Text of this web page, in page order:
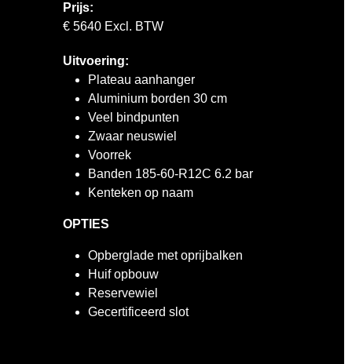
Prijs:
€ 5640 Excl. BTW
Uitvoering:
Plateau aanhanger
Aluminium borden 30 cm
Veel bindpunten
Zwaar neuswiel
Voorrek
Banden 185-60-R12C 6.2 bar
Kenteken op naam
OPTIES
Opberglade met oprijbalken
Huif opbouw
Reservewiel
Gecertificeerd slot